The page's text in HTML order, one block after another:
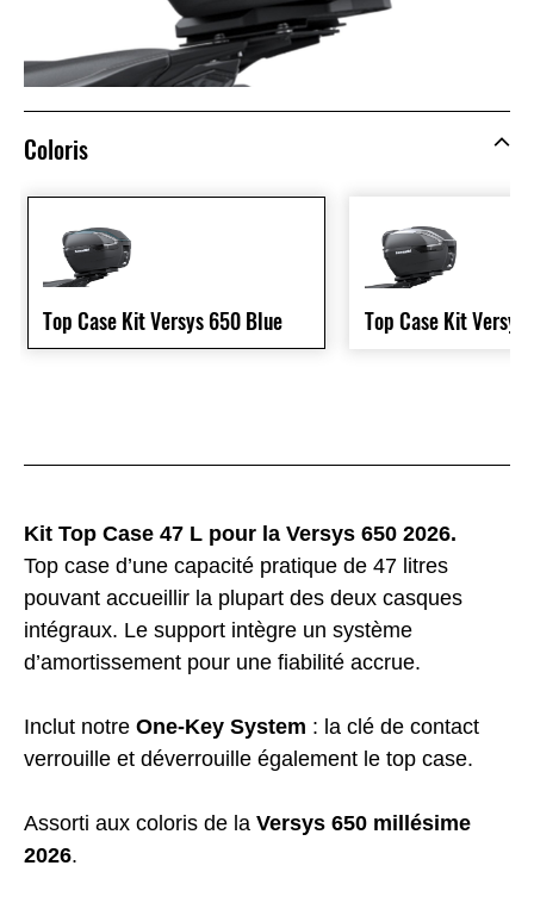
Kit Top Case 47 L pour la Versys 650 2026.
Top case d’une capacité pratique de 47 litres
pouvant accueillir la plupart des deux casques
intégraux. Le support intègre un système
d’amortissement pour une fiabilité accrue.
Inclut notre One-Key System : la clé de contact
verrouille et déverrouille également le top case.
Assorti aux coloris de la Versys 650 millésime
2026.
Coloris
Top Case Kit Versys 650 Blue Top Case Kit Versys